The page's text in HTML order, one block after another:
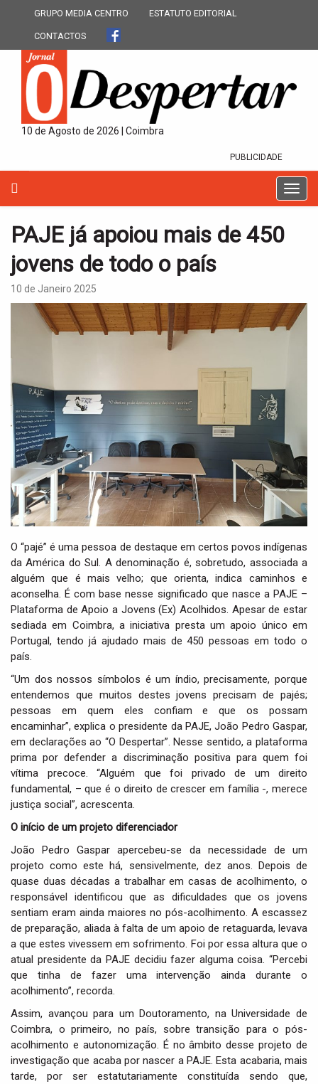
GRUPO MEDIA CENTRO ESTATUTO EDITORIAL
CONTACTOS
10 de Agosto de 2026 | Coimbra
PUBLICIDADE
T
o
v
i
PAJE já apoiou mais de 450
jovens de todo o país
10 de Janeiro 2025
O “pajé” é uma pessoa de destaque em certos povos indígenas
da América do Sul. A denominação é, sobretudo, associada a
alguém que é mais velho; que orienta, indica caminhos e
aconselha. É com base nesse significado que nasce a PAJE –
Plataforma de Apoio a Jovens (Ex) Acolhidos. Apesar de estar
sediada em Coimbra, a iniciativa presta um apoio único em
Portugal, tendo já ajudado mais de 450 pessoas em todo o
país.
“Um dos nossos símbolos é um índio, precisamente, porque
entendemos que muitos destes jovens precisam de pajés;
pessoas em quem eles confiam e que os possam
encaminhar”, explica o presidente da PAJE, João Pedro Gaspar,
em declarações ao “O Despertar”. Nesse sentido, a plataforma
prima por defender a discriminação positiva para quem foi
vítima precoce. “Alguém que foi privado de um direito
fundamental, – que é o direito de crescer em família -, merece
justiça social”, acrescenta.
O início de um projeto diferenciador
João Pedro Gaspar apercebeu-se da necessidade de um
projeto como este há, sensivelmente, dez anos. Depois de
quase duas décadas a trabalhar em casas de acolhimento, o
responsável identificou que as dificuldades que os jovens
sentiam eram ainda maiores no pós-acolhimento. A escassez
de preparação, aliada à falta de um apoio de retaguarda, levava
a que estes vivessem em sofrimento. Foi por essa altura que o
atual presidente da PAJE decidiu fazer alguma coisa. “Percebi
que tinha de fazer uma intervenção ainda durante o
acolhimento”, recorda.
Assim, avançou para um Doutoramento, na Universidade de
Coimbra, o primeiro, no país, sobre transição para o pós-
acolhimento e autonomização. É no âmbito desse projeto de
investigação que acaba por nascer a PAJE. Esta acabaria, mais
tarde, por ser estatutariamente constituída sendo que,